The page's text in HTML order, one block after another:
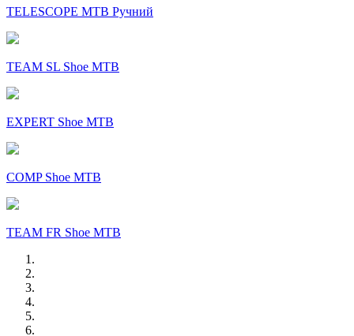
TELESCOPE MTB Ручний
TEAM SL Shoe MTB
EXPERT Shoe MTB
COMP Shoe MTB
TEAM FR Shoe MTB